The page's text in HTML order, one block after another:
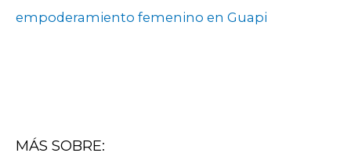
empoderamiento femenino en Guapi
MÁS SOBRE: